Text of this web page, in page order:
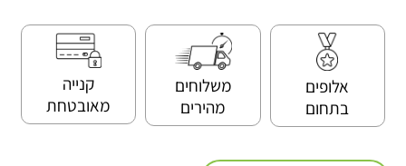
אלופים
בתחום
משלוחים
מהירים
קנייה
מאובטחת